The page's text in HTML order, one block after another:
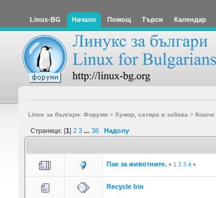
Linux-BG Начало Помощ Търси Календар
Linux за българи: Форуми> Хумор, сатира и забава > Кошче
Страници: [1] 2 3 ... 38 Надолу
Пак за животните. « 1 2 3 4»
Recycle bin